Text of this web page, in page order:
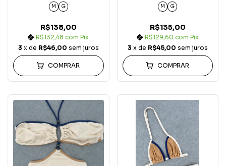
M G
R$138,00
R$132,48com Pix
3 x de R$46,00 sem juros
COMPRAR
Blue Jeans
M G
R$135,00
R$129,60 com Pix
3 x de R$45,00 sem juros
COMPRAR